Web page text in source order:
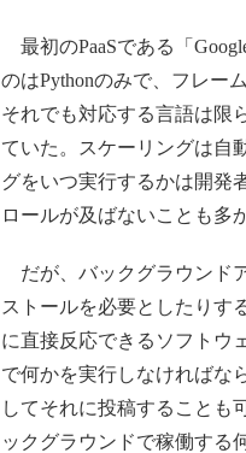
最初のPaaSである「
のはPythonのみで、フレー
それでも対応する言語は限
ていた。スケーリングは自
グをいつ実行するかは開発
ロールが及ばないことも多
だが、バックグラウンド
ストールを必要としたりす
に直接反応できるソフトウ
で何かを実行しなければな
してそれに投稿することも
ックグラウンドで稼働する